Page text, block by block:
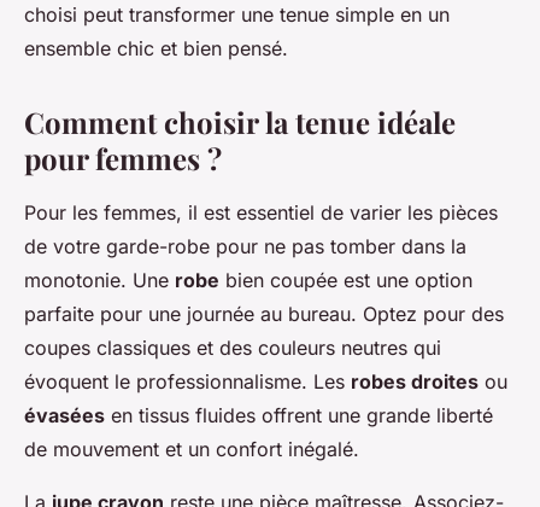
choisi peut transformer une tenue simple en un
ensemble chic et bien pensé.
Comment choisir la tenue idéale
pour femmes ?
Pour les femmes, il est essentiel de varier les pièces
de votre garde-robe pour ne pas tomber dans la
monotonie. Une robe bien coupée est une option
parfaite pour une journée au bureau. Optez pour des
coupes classiques et des couleurs neutres qui
évoquent le professionnalisme. Les robes droites ou
évasées en tissus fluides offrent une grande liberté
de mouvement et un confort inégalé.
La jupe crayon reste une pièce maîtresse. Associez-